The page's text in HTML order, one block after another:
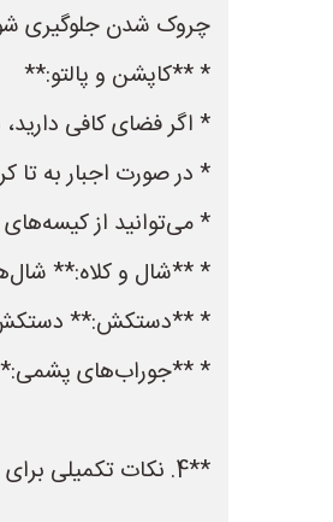
چروک شدن جلوگیری
* **کاپشن و پالتو:**
* اگر فضای کافی
* در صورت اجبار به تا
* می‌توانید از
* **شال و کلاه:**
* **دستکش:** دستکش‌ها
* **جوراب‌های پشمی:**
**4. نکات تکمیلی برای تا کردن و نگهداری لباس‌های زمستانی:**